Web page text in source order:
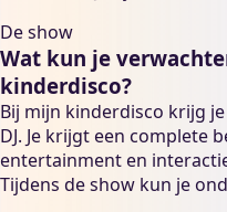
De show
Wat kun je
kinderdisco?
Bij mijn kinderdisco krijg
DJ. Je krijgt een complete
entertainment en
Tijdens de show kun je